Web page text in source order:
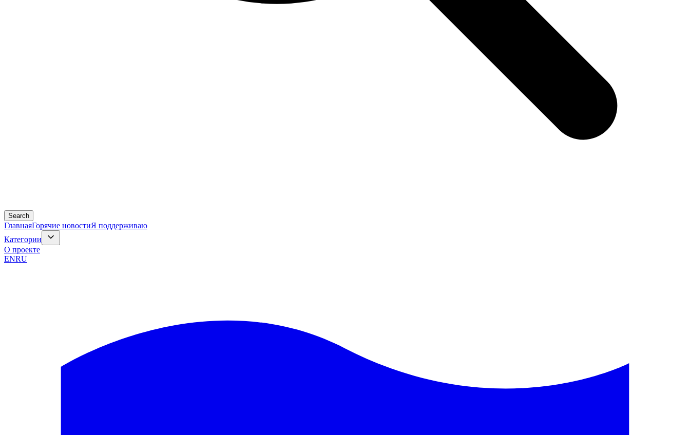
Search
ГлавнаяГорячие новостиЯ поддерживаю
Категории
О проекте
ENRU